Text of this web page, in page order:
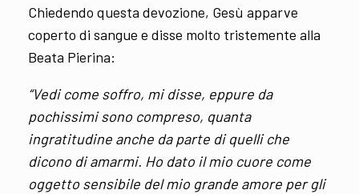
Chiedendo questa devozione, Gesù apparve
coperto di sangue e disse molto tristemente alla
Beata Pierina:
“Vedi come soffro, mi disse, eppure da
pochissimi sono compreso, quanta
ingratitudine anche da parte di quelli che
dicono di amarmi. Ho dato il mio cuore come
oggetto sensibile del mio grande amore per gli